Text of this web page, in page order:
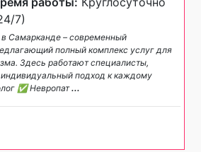
7)
в Самарканде – современный
полный комплекс услуг для
Здесь работают специалисты,
подход к каждому
✅ Невропат...